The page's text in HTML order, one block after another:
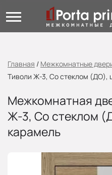
Главная / Межкомнатные
Тиволи Ж-3, Со стеклом (ДО),
Межкомнатная
Ж-3, Со стеклом
карамель